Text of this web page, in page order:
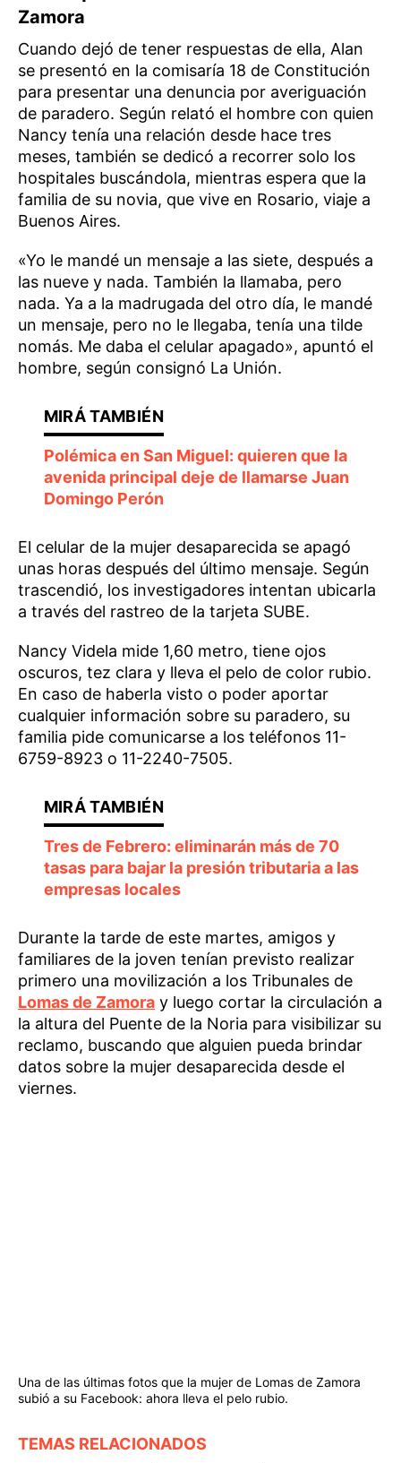
Zamora
Cuando dejó de tener respuestas de ella, Alan
se presentó en la comisaría 18 de Constitución
para presentar una denuncia por averiguación
de paradero. Según relató el hombre con quien
Nancy tenía una relación desde hace tres
meses, también se dedicó a recorrer solo los
hospitales buscándola, mientras espera que la
familia de su novia, que vive en Rosario, viaje a
Buenos Aires.
«Yo le mandé un mensaje a las siete, después a
las nueve y nada. También la llamaba, pero
nada. Ya a la madrugada del otro día, le mandé
un mensaje, pero no le llegaba, tenía una tilde
nomás. Me daba el celular apagado», apuntó el
hombre, según consignó La Unión.
Polémica en San Miguel: quieren que la
avenida principal deje de llamarse Juan
Domingo Perón
El celular de la mujer desaparecida se apagó
unas horas después del último mensaje. Según
trascendió, los investigadores intentan ubicarla
a través del rastreo de la tarjeta SUBE.
Nancy Videla mide 1,60 metro, tiene ojos
oscuros, tez clara y lleva el pelo de color rubio.
En caso de haberla visto o poder aportar
cualquier información sobre su paradero, su
familia pide comunicarse a los teléfonos 11-
6759-8923 o 11-2240-7505.
Tres de Febrero: eliminarán más de 70
tasas para bajar la presión tributaria a las
empresas locales
Durante la tarde de este martes, amigos y
familiares de la joven tenían previsto realizar
primero una movilización a los Tribunales de
Lomas de Zamora y luego cortar la circulación a
la altura del Puente de la Noria para visibilizar su
reclamo, buscando que alguien pueda brindar
datos sobre la mujer desaparecida desde el
viernes.
Una de las últimas fotos que la mujer de Lomas de Zamora
subió a su Facebook: ahora lleva el pelo rubio.
TEMAS RELACIONADOS